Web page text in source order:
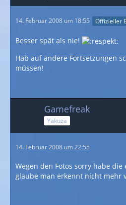
14. Februar 2008 um 18:55 Offizieller
Besser spät als nie!
Hab auf andere Fortsetzungen
müssen!
Gamefreak
Yakuza
14. Februar 2008 um 22:55
Wegen den Fotos sorry habe
glaube man erkennt nicht mehr